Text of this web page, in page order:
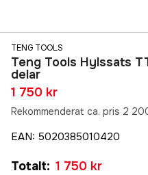
TENG TOOLS
Teng Tools Hylssats
delar
1 750 kr
Rekommenderat ca. pris 2
EAN: 5020385010420
Totalt: 1 750 kr